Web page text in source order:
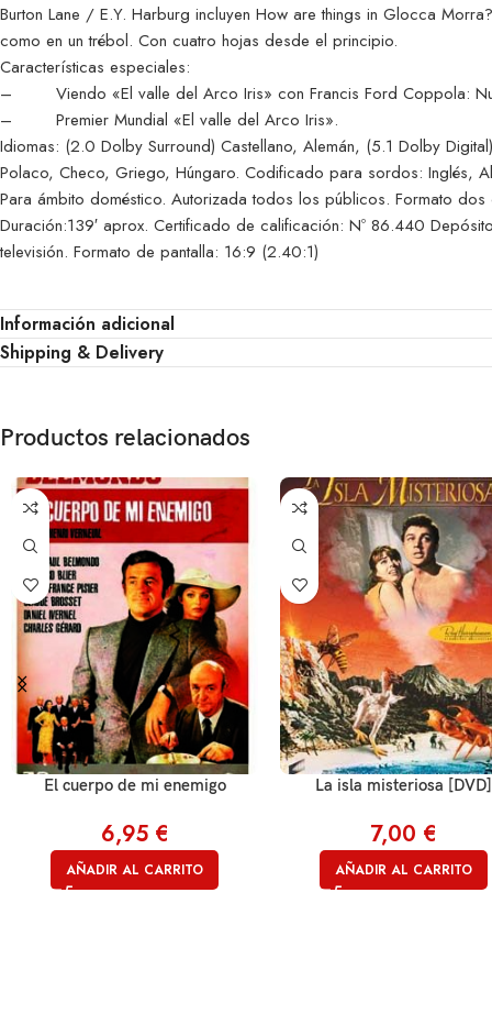
Burton Lane / E.Y. Harburg incluyen How are things in Glocca
como en un trébol. Con cuatro hojas desde el principio.
Características especiales:
– Viendo «El valle del Arco Iris» con Francis Ford Coppola:
– Premier Mundial «El valle del Arco Iris».
Idiomas: (2.0 Dolby Surround) Castellano, Alemán, (5.1 Dolby
Polaco, Checo, Griego, Húngaro. Codificado para sordos: Inglés,
Para ámbito doméstico. Autorizada todos los públicos. Formato
Duración:139′ aprox. Certificado de calificación: Nº 86.440
televisión. Formato de pantalla: 16:9 (2.40:1)
Información adicional
Shipping & Delivery
Productos relacionados
El cuerpo de mi enemigo
6,95 €
AÑADIR AL CARRITO
La isla misteriosa [DVD]
7,00 €
AÑADIR AL CARRITO